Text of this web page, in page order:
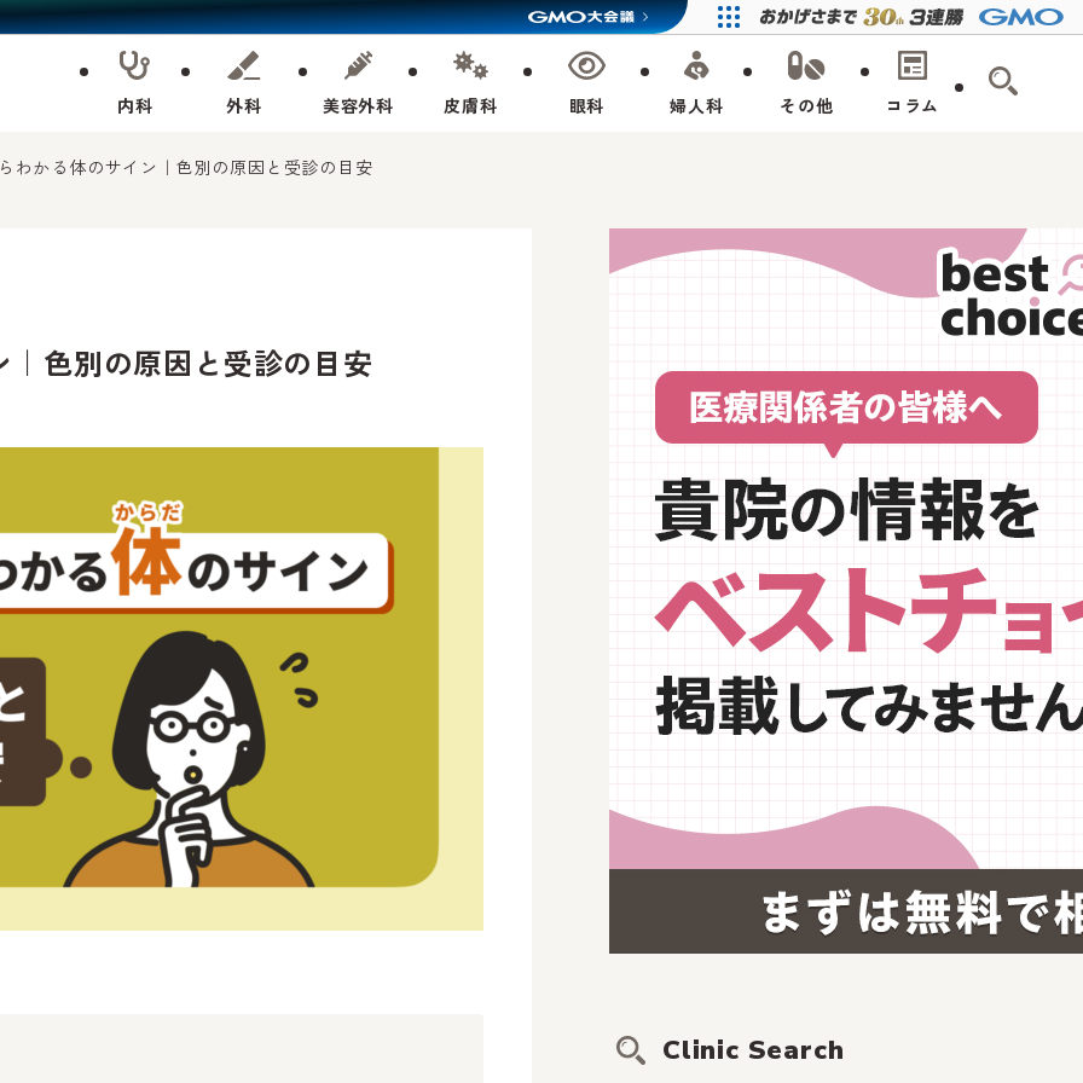
内科 外科 美容外科 皮膚科 眼科 婦人科 その他 コラム
わかる体のサイン｜色別の原因と受診の目安
色別の原因と受診の目安
Clinic Search